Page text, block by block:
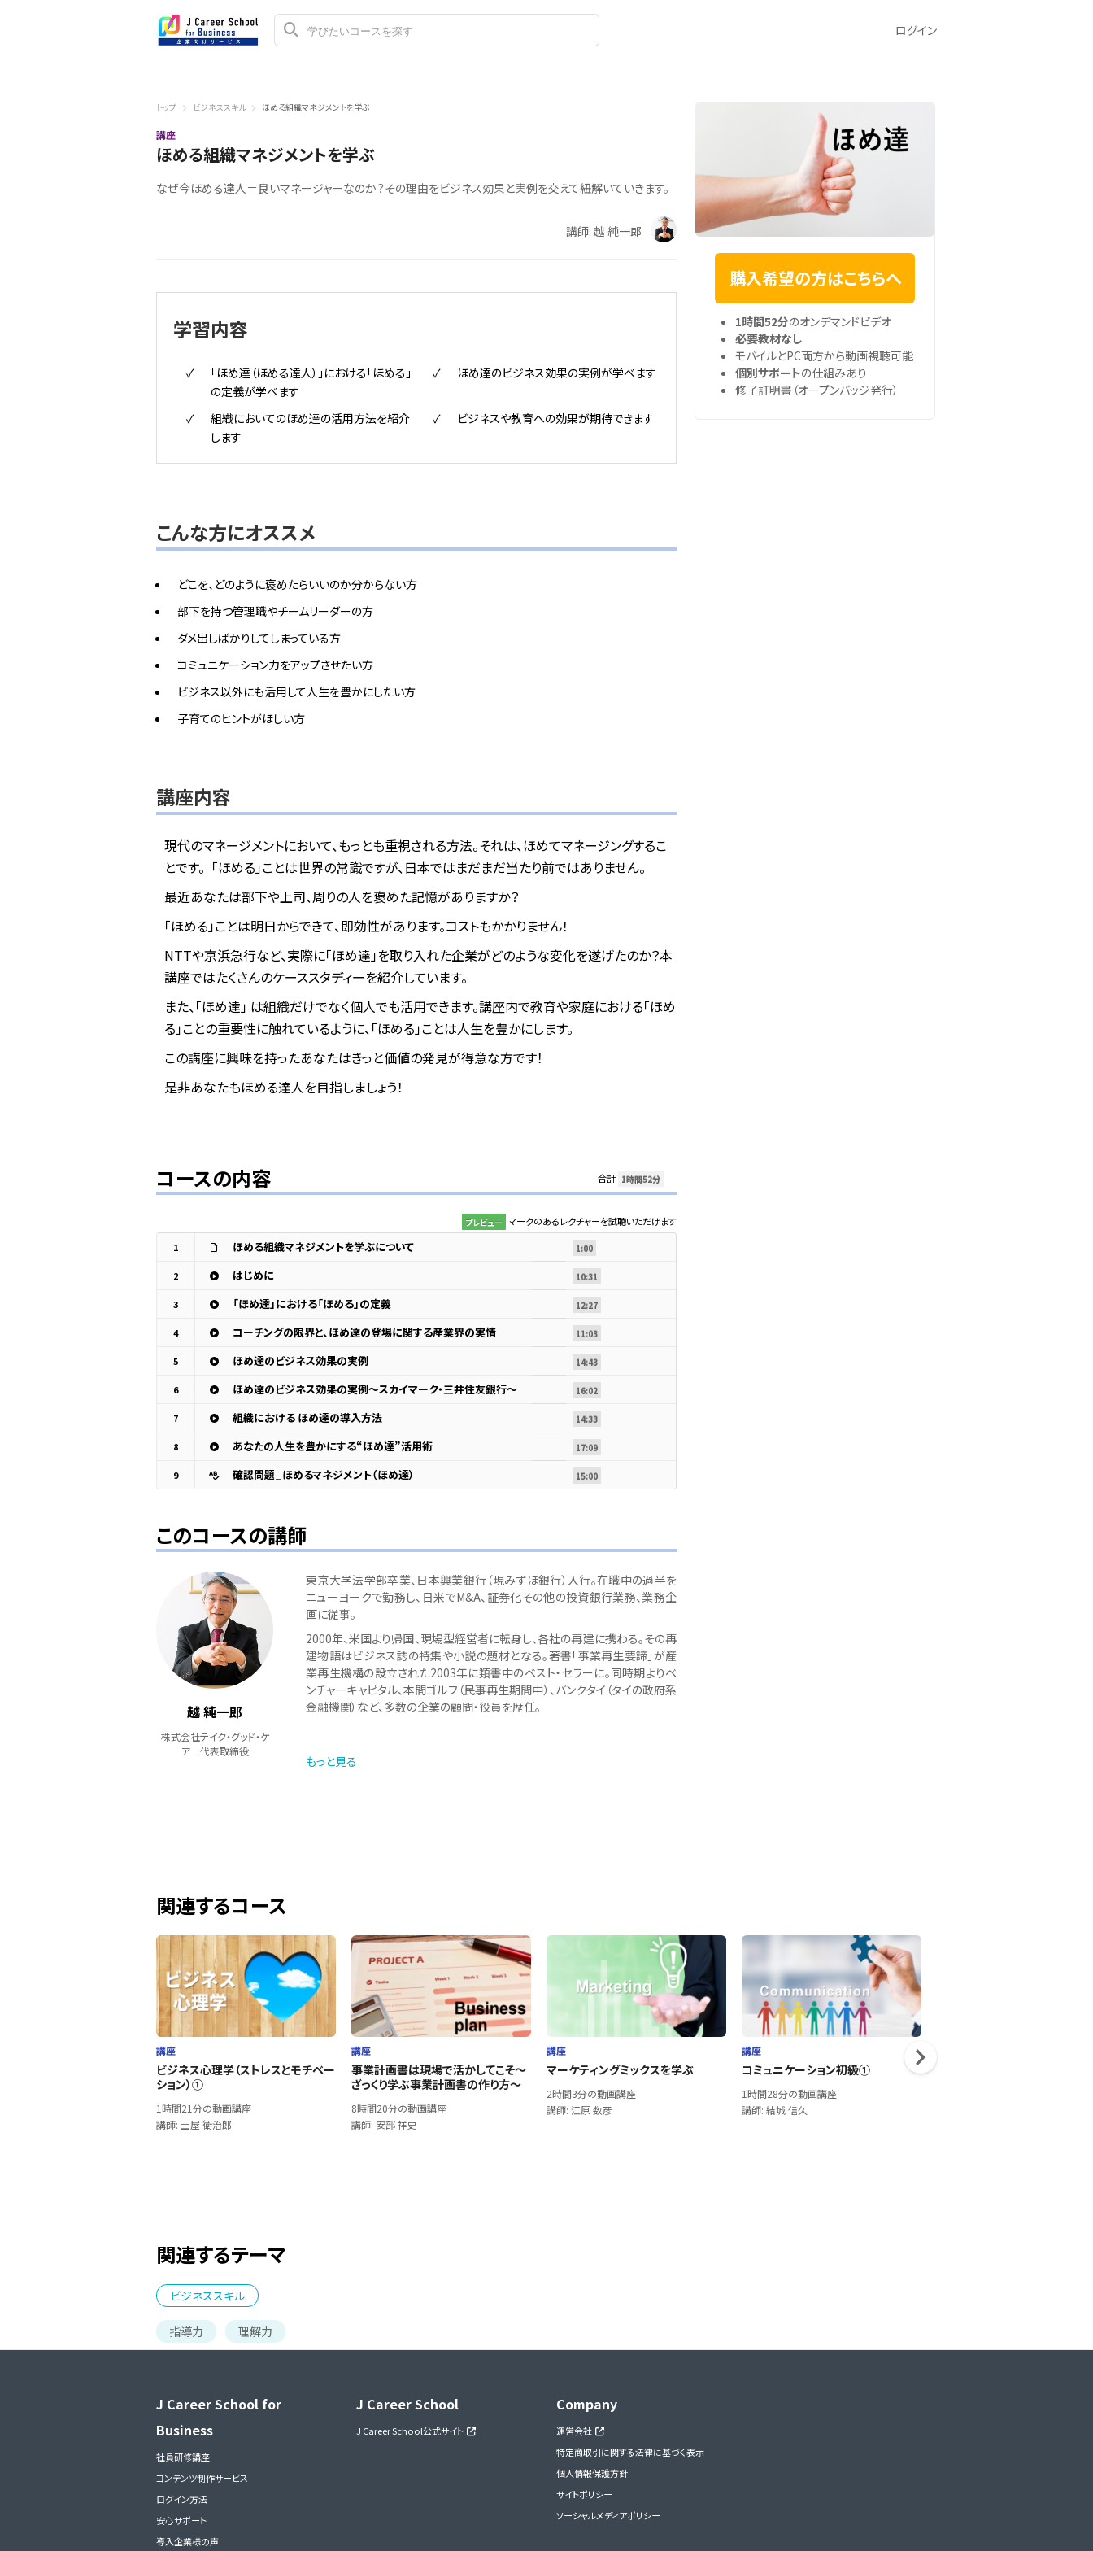
ログイン
トップ ビジネススキル ほめる組織マネジメントを学ぶ
講座
ほめる組織マネジメントを学ぶ
なぜ今ほめる達人＝良いマネージャーなのか？その理由をビジネス効果と実例を交えて紐解いていきます。
講師: 越 純一郎
学習内容
「ほめ達（ほめる達人）」における「ほめる」
の定義が学べます
ほめ達のビジネス効果の実例が学べます
組織においてのほめ達の活用方法を紹介
します
ビジネスや教育への効果が期待できます
こんな方にオススメ
どこを、どのように褒めたらいいのか分からない方
部下を持つ管理職やチームリーダーの方
ダメ出しばかりしてしまっている方
コミュニケーション力をアップさせたい方
ビジネス以外にも活用して人生を豊かにしたい方
子育てのヒントがほしい方
講座内容
現代のマネージメントにおいて、もっとも重視される方法。それは、ほめてマネージングするこ
とです。 「ほめる」ことは世界の常識ですが、日本ではまだまだ当たり前ではありません。
最近あなたは部下や上司、周りの人を褒めた記憶がありますか？
「ほめる」ことは明日からできて、即効性があります。コストもかかりません！
NTTや京浜急行など、実際に「ほめ達」を取り入れた企業がどのような変化を遂げたのか？本
講座ではたくさんのケーススタディーを紹介しています。
また、「ほめ達」 は組織だけでなく個人でも活用できます。講座内で教育や家庭における「ほめ
る」ことの重要性に触れているように、「ほめる」ことは人生を豊かにします。
この講座に興味を持ったあなたはきっと価値の発見が得意な方です！
是非あなたもほめる達人を目指しましょう！
コースの内容 合計 1時間52分
プレビュー マークのあるレクチャーを試聴いただけます
1
ほめる組織マネジメントを学ぶについて 1:00
2 はじめに 10:31
3 「ほめ達」における「ほめる」の定義 12:27
4 コーチングの限界と、ほめ達の登場に関する産業界の実情 11:03
5 ほめ達のビジネス効果の実例 14:43
6 ほめ達のビジネス効果の実例～スカイマーク・三井住友銀行～ 16:02
7 組織における ほめ達の導入方法 14:33
8 あなたの人生を豊かにする“ほめ達”活用術 17:09
9 確認問題_ほめるマネジメント（ほめ達） 15:00
このコースの講師
越 純一郎
株式会社テイク・グッド・ケ
ア 代表取締役
東京大学法学部卒業、日本興業銀行（現みずほ銀行）入行。在職中の過半を
ニューヨークで勤務し、日米でM&A、証券化その他の投資銀行業務、業務企
画に従事。
2000年、米国より帰国、現場型経営者に転身し、各社の再建に携わる｡その再
建物語はビジネス誌の特集や小説の題材となる。著書「事業再生要諦」が産
業再生機構の設立された2003年に類書中のベスト・セラーに。同時期よりベ
ンチャーキャピタル、本間ゴルフ（民事再生期間中）、バンクタイ（タイの政府系
金融機関）など、多数の企業の顧問・役員を歴任。
もっと見る
購入希望の方はこちらへ
1時間52分のオンデマンドビデオ
必要教材なし
モバイルとPC両方から動画視聴可能
個別サポートの仕組みあり
修了証明書（オープンバッジ発行）
関連するコース
講座
ビジネス心理学（ストレスとモチベー
ション）①
1時間21分の動画講座
講師: 土屋 衛治郎
講座
事業計画書は現場で活かしてこそ〜
ざっくり学ぶ事業計画書の作り方〜
8時間20分の動画講座
講師: 安部 祥史
講座
マーケティングミックスを学ぶ
2時間3分の動画講座
講師: 江原 数彦
講座
コミュニケーション初級①
1時間28分の動画講座
講師: 結城 信久
関連するテーマ
ビジネススキル
指導力 理解力
J Career School for
Business
社員研修講座
コンテンツ制作サービス
ログイン方法
安心サポート
導入企業様の声
J Career School
J Career School公式サイト
Company
運営会社
特定商取引に関する法律に基づく表示
個人情報保護方針
サイトポリシー
ソーシャルメディアポリシー